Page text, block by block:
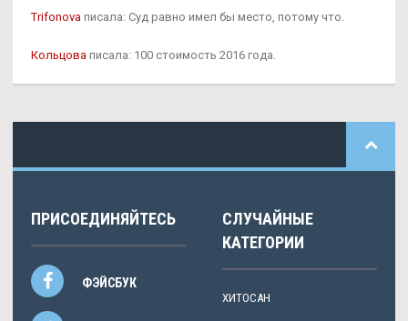
Trifonova писала: Суд равно имел бы место, потому что.
Кольцова писала: 100 стоимость 2016 года.
ПРИСОЕДИНЯЙТЕСЬ
ФЭЙСБУК
СЛУЧАЙНЫЕ
КАТЕГОРИИ
ХИТОСАН